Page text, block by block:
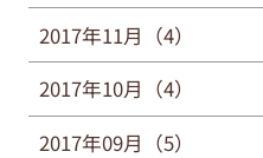
2017年11月（4）
2017年10月（4）
2017年09月（5）